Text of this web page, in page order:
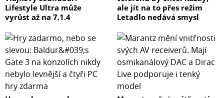
Lifestyle Ultra může
vyrůst až na 7.1.4
ale jít na to přes režim
Letadlo nedává smysl